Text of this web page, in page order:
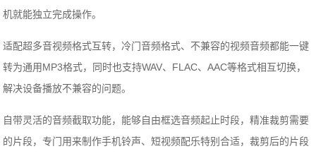
机就能独立完成操作。
适配超多音视频格式互转，冷门音频格式、不兼容的视频音频都能一键
转为通用MP3格式，同时也支持WAV、FLAC、AAC等格式相互切换，
解决设备播放不兼容的问题。
自带灵活的音频截取功能，能够自由框选音频起止时段，精准裁剪需要
的片段，专门用来制作手机铃声、短视频配乐特别合适，裁剪后的片段